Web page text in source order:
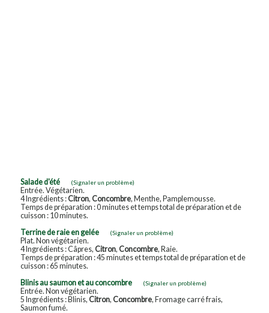
Salade d'été (Signaler un problème)
Entrée. Végétarien.
4 Ingrédients :Citron, Concombre, Menthe, Pamplemousse.
Temps de préparation : 0 minutes et temps total de préparation et de
cuisson : 10 minutes.
Terrine de raie en gelée
(Signaler un problème)
Plat. Non végétarien.
4 Ingrédients : Câpres, Citron, Concombre, Raie.
Temps de préparation : 45 minutes et temps total de préparation et de
cuisson : 65 minutes.
Blinis au saumon et au concombre
(Signaler un problème)
Entrée. Non végétarien.
5 Ingrédients : Blinis, Citron, Concombre, Fromage carré frais,
Saumon fumé.